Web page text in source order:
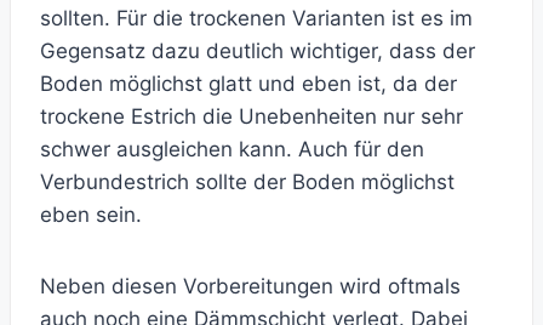
sollten. Für die trockenen Varianten ist es im
Gegensatz dazu deutlich wichtiger, dass der
Boden möglichst glatt und eben ist, da der
trockene Estrich die Unebenheiten nur sehr
schwer ausgleichen kann. Auch für den
Verbundestrich sollte der Boden möglichst
eben sein.
Neben diesen Vorbereitungen wird oftmals
auch noch eine Dämmschicht verlegt. Dabei